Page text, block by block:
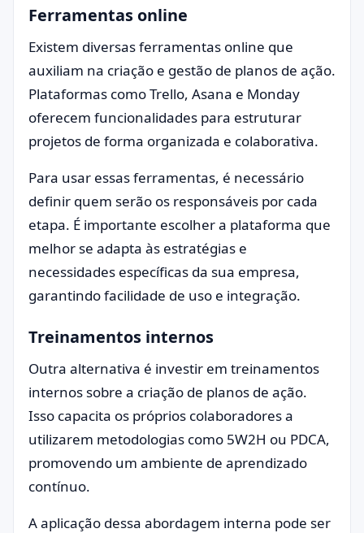
Ferramentas online
Existem diversas ferramentas online que
auxiliam na criação e gestão de planos de ação.
Plataformas como Trello, Asana e Monday
oferecem funcionalidades para estruturar
projetos de forma organizada e colaborativa.
Para usar essas ferramentas, é necessário
definir quem serão os responsáveis por cada
etapa. É importante escolher a plataforma que
melhor se adapta às estratégias e
necessidades específicas da sua empresa,
garantindo facilidade de uso e integração.
Treinamentos internos
Outra alternativa é investir em treinamentos
internos sobre a criação de planos de ação.
Isso capacita os próprios colaboradores a
utilizarem metodologias como 5W2H ou PDCA,
promovendo um ambiente de aprendizado
contínuo.
A aplicação dessa abordagem interna pode ser